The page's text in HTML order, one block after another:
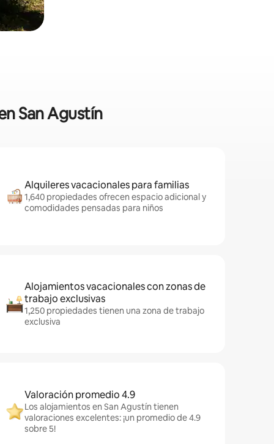
San Agustín
Alquileres vacacionales para familias
1,640 propiedades ofrecen espacio adicional y
comodidades pensadas para niños
Alojamientos vacacionales con zonas de
trabajo exclusivas
1,250 propiedades tienen una zona de trabajo
exclusiva
Valoración promedio 4.9
Los alojamientos en San Agustín tienen
valoraciones excelentes: ¡un promedio de 4.9
sobre 5!